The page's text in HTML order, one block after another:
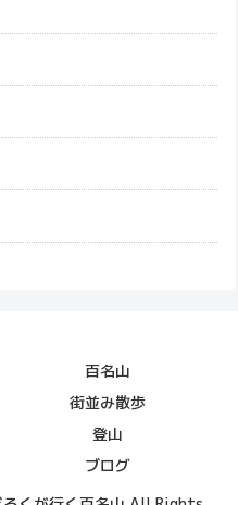
百名山
街並み散歩
登山
ブログ